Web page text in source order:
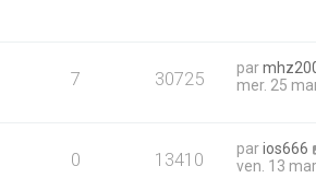
7 30725 par
mer. 25
0 13410 parios666
ven. 13